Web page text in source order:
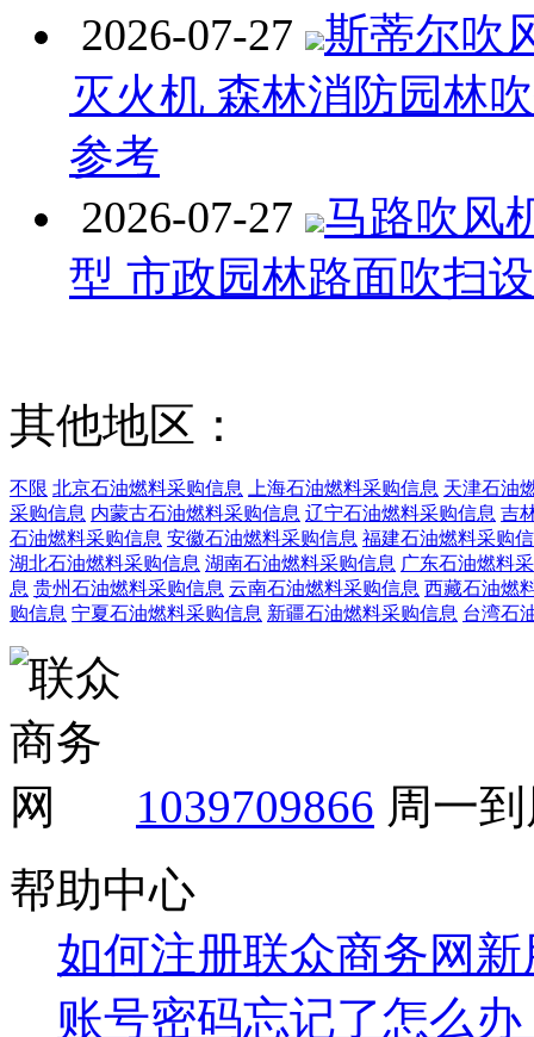
2026-07-27
斯蒂尔吹
灭火机 森林消防园林
参考
2026-07-27
马路吹风
型 市政园林路面吹扫
其他地区：
不限 北京石油燃料采购信息 上海石油燃料采购信息 天津石油
采购信息 内蒙古石油燃料采购信息 辽宁石油燃料采购信息 吉
石油燃料采购信息 安徽石油燃料采购信息 福建石油燃料采购
湖北石油燃料采购信息 湖南石油燃料采购信息 广东石油燃料
息 贵州石油燃料采购信息 云南石油燃料采购信息 西藏石油燃
购信息 宁夏石油燃料采购信息 新疆石油燃料采购信息 台湾石
1039709866 周一
帮助中心
如何注册联众商务网
账号密码忘记了怎么办